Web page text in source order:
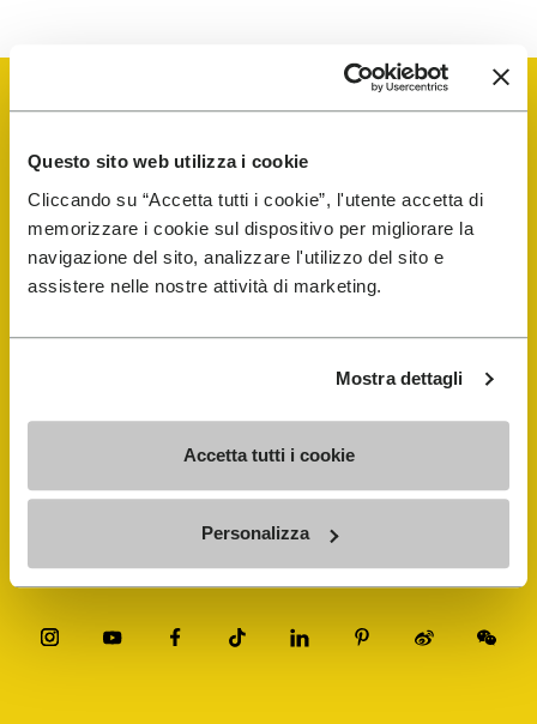
Questo sito web utilizza i cookie
Cliccando su “Accetta tutti i cookie”, l'utente accetta di
memorizzare i cookie sul dispositivo per migliorare la
navigazione del sito, analizzare l'utilizzo del sito e
assistere nelle nostre attività di marketing.
Mostra dettagli
Accetta tutti i cookie
Personalizza
Vibram Events
FiveFingers Guide
Schuhreparatur-Finder
Store Locator